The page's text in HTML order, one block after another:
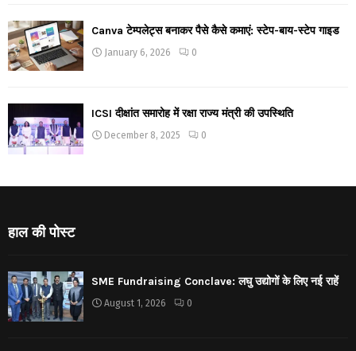
Canva टेम्पलेट्स बनाकर पैसे कैसे कमाएं: स्टेप-बाय-स्टेप गाइड
January 6, 2026 0
ICSI दीक्षांत समारोह में रक्षा राज्य मंत्री की उपस्थिति
December 8, 2025 0
हाल की पोस्ट
SME Fundraising Conclave: लघु उद्योगों के लिए नई राहें
August 1, 2026 0